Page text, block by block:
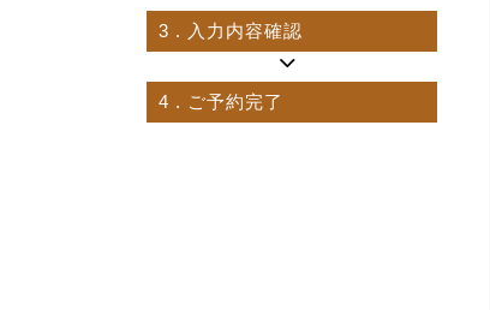
3 . 入力内容確認
4 . ご予約完了